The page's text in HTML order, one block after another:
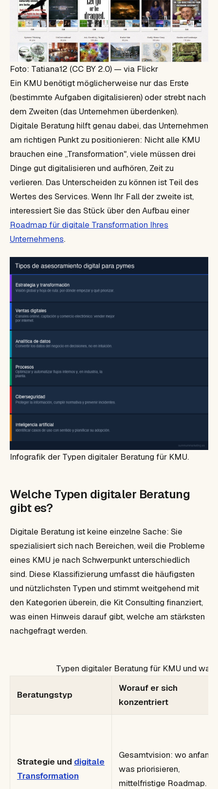
Foto: Tatiana12 (CC BY 2.0) — via Flickr
Ein KMU benötigt möglicherweise nur das Erste
(bestimmte Aufgaben digitalisieren) oder strebt nach
dem Zweiten (das Unternehmen überdenken).
Digitale Beratung hilft genau dabei, das Unternehmen
am richtigen Punkt zu positionieren: Nicht alle KMU
brauchen eine „Transformation", viele müssen drei
Dinge gut digitalisieren und aufhören, Zeit zu
verlieren. Das Unterscheiden zu können ist Teil des
Wertes des Services. Wenn Ihr Fall der zweite ist,
interessiert Sie das Stück über den Aufbau einer
Roadmap für digitale Transformation Ihres
Unternehmens.
Infografik der Typen digitaler Beratung für KMU.
Welche Typen digitaler Beratung
gibt es?
Digitale Beratung ist keine einzelne Sache: Sie
spezialisiert sich nach Bereichen, weil die Probleme
eines KMU je nach Schwerpunkt unterschiedlich
sind. Diese Klassifizierung umfasst die häufigsten
und nützlichsten Typen und stimmt weitgehend mit
den Kategorien überein, die Kit Consulting finanziert,
was einen Hinweis darauf gibt, welche am stärksten
nachgefragt werden.
Typen digitaler Beratung für KMU und was
Beratungstyp
Worauf er sich
konzentriert
Strategie und digitale
Transformation
Gesamtvision: wo
was priorisieren,
mittelfristige Roadmap.